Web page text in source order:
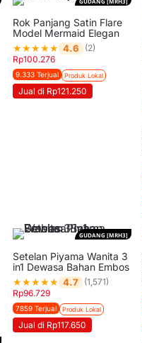
Rok Panjang Satin Flare
Model Mermaid Elegan
★★★★★ 4.6
(2)
Rp100.276
9.333 Terjual Produk Lokal
Jual di Rp121.250
GUDANG [MRH3]
Setelan Piyama Wanita 3
in1 Dewasa Bahan Embos
★★★★★ 4.7 (1,571)
Rp96.729
7859 Terjual Produk Lokal
Jual di Rp117.650